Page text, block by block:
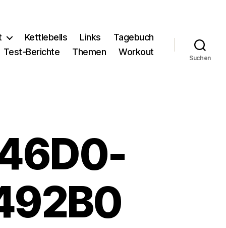
Kettlebells Links
Tagebuch
Test-Berichte
Themen Workout
Suchen